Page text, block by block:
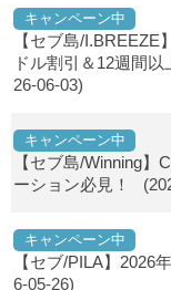
キャンペーン中
【セブ島/
ドル割引＆12週間以
26-06-03)
キャンペーン中
【セブ島/Winning
ーション必見！
キャンペーン中
【セブ/PILA】2026
6-05-26)